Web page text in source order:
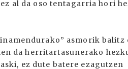
al da oso tentagarria hori
asmorik balitz
da herritartasunerako
ez dute batere ezagutzen